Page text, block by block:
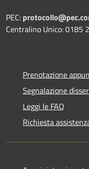
PEC:
Centralino Unico: 0185
Prenotazione
Segnalazione
Leggi le FAQ
Richiesta